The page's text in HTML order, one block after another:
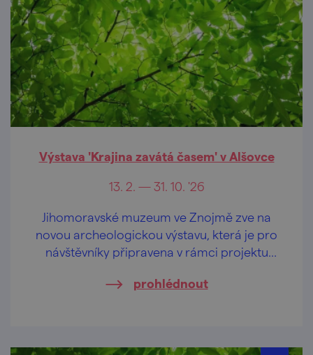
Výstava 'Krajina zavátá časem' v Alšovce
13. 2. — 31. 10. '26
Jihomoravské muzeum ve Znojmě zve na
novou archeologickou výstavu, která je pro
návštěvníky připravena v rámci projektu
prohlédnout